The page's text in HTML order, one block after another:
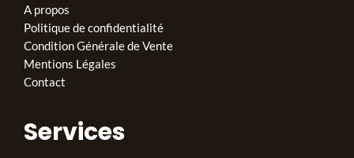
A propos
Politique de confidentialité
Condition Générale de Vente
Mentions Légales
Contact
Services